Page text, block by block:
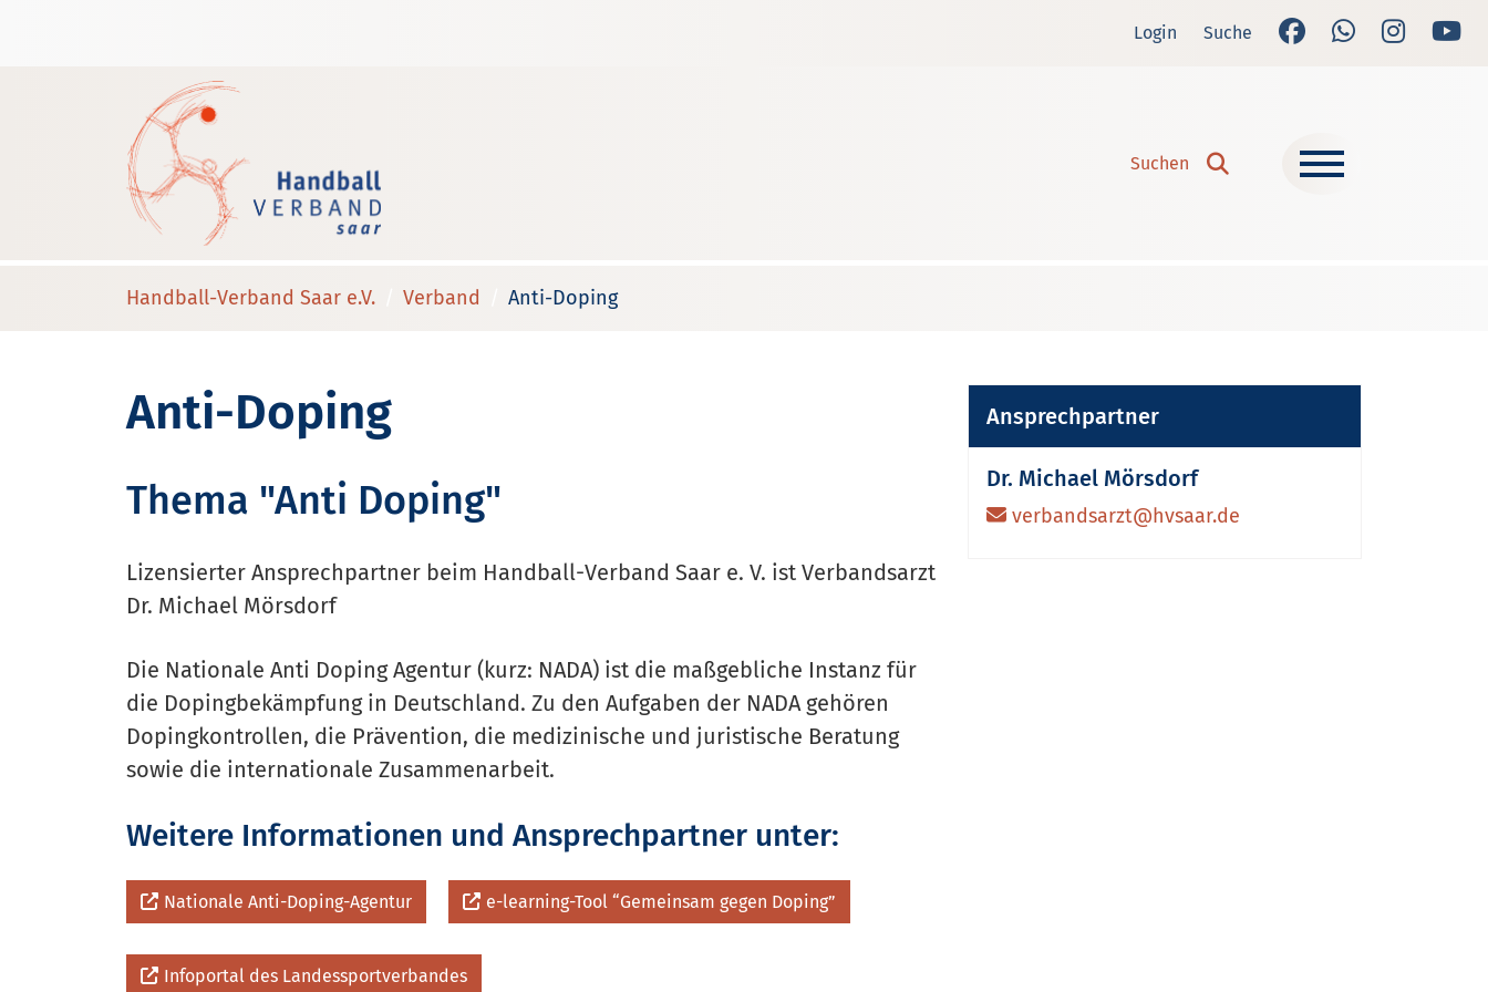
Login Suche
Suchen Suchen
Handball-Verband Saar e.V. Verband Anti-Doping
Anti-Doping
Thema "Anti Doping"
Lizensierter Ansprechpartner beim Handball-Verband Saar e. V. ist Verbandsarzt
Dr. Michael Mörsdorf
Die Nationale Anti Doping Agentur (kurz: NADA) ist die maßgebliche Instanz für
die Dopingbekämpfung in Deutschland. Zu den Aufgaben der NADA gehören
Dopingkontrollen, die Prävention, die medizinische und juristische Beratung
sowie die internationale Zusammenarbeit.
Weitere Informationen und Ansprechpartner unter:
Nationale Anti-Doping-Agentur e-learning-Tool “Gemeinsam gegen Doping”
Infoportal des Landessportverbandes
Ansprechpartner
Dr. Michael Mörsdorf
verbandsarzt@hvsaar.de